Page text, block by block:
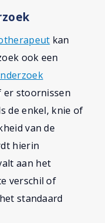
kan
ook een
er stoornissen
de enkel, knie of
van de
hierin
aan het
verschil of
standaard